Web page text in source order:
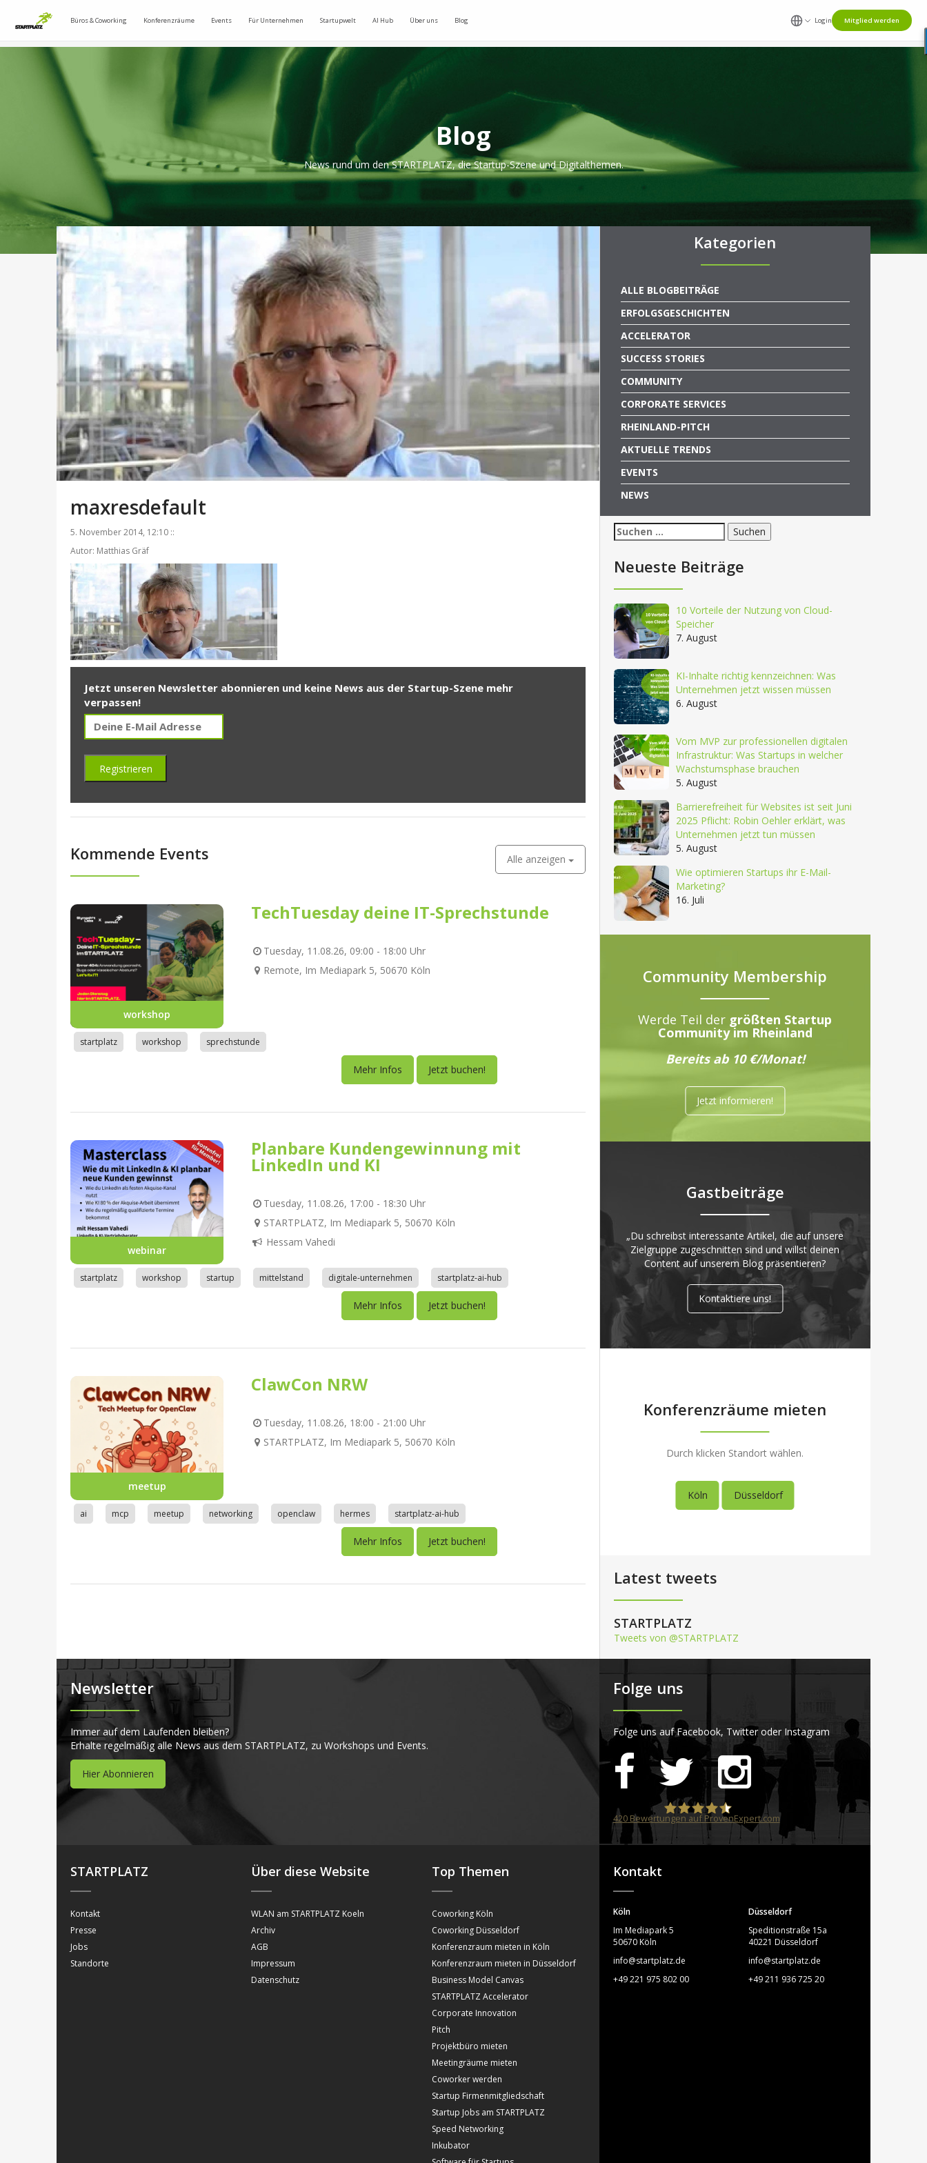
Büros & Coworking Konferenzräume Events Für Unternehmen Startupwelt AI Hub Über uns Blog Login Mitglied werden
Blog
News rund um den STARTPLATZ, die Startup-Szene und Digitalthemen.
maxresdefault
5. November 2014, 12:10 ::
Autor: Matthias Gräf
Jetzt unseren Newsletter abonnieren und keine News aus der Startup-Szene mehr
verpassen!
Kommende Events Alle anzeigen
workshop
TechTuesday deine IT-Sprechstunde
Tuesday, 11.08.26, 09:00 - 18:00 Uhr
Remote, Im Mediapark 5, 50670 Köln
startplatz workshop sprechstunde
Mehr Infos Jetzt buchen!
webinar
Planbare Kundengewinnung mit
LinkedIn und KI
Tuesday, 11.08.26, 17:00 - 18:30 Uhr
STARTPLATZ, Im Mediapark 5, 50670 Köln
Hessam Vahedi
startplatz workshop startup mittelstand digitale-unternehmen startplatz-ai-hub
Mehr Infos Jetzt buchen!
meetup
ClawCon NRW
Tuesday, 11.08.26, 18:00 - 21:00 Uhr
STARTPLATZ, Im Mediapark 5, 50670 Köln
ai mcp meetup networking openclaw hermes startplatz-ai-hub
Mehr Infos Jetzt buchen!
Kategorien
ALLE BLOGBEITRÄGE
ERFOLGSGESCHICHTEN
ACCELERATOR
SUCCESS STORIES
COMMUNITY
CORPORATE SERVICES
RHEINLAND-PITCH
AKTUELLE TRENDS
EVENTS
NEWS
Suchen
nach:
Neueste Beiträge
10 Vorteile der Nutzung von Cloud-
Speicher
7. August
KI-Inhalte richtig kennzeichnen: Was
Unternehmen jetzt wissen müssen
6. August
Vom MVP zur professionellen digitalen
Infrastruktur: Was Startups in welcher
Wachstumsphase brauchen
5. August
Barrierefreiheit für Websites ist seit Juni
2025 Pflicht: Robin Oehler erklärt, was
Unternehmen jetzt tun müssen
5. August
Wie optimieren Startups ihr E-Mail-
Marketing?
16. Juli
Community Membership
Werde Teil der größten Startup
Community im Rheinland
Bereits ab 10 €/Monat!
Jetzt informieren!
Gastbeiträge
„Du schreibst interessante Artikel, die auf unsere
Zielgruppe zugeschnitten sind und willst deinen
Content auf unserem Blog präsentieren?
Kontaktiere uns!
Konferenzräume mieten
Durch klicken Standort wählen.
Köln Düsseldorf
Latest tweets
STARTPLATZ
Tweets von @STARTPLATZ
Newsletter
Immer auf dem Laufenden bleiben?
Erhalte regelmäßig alle News aus dem STARTPLATZ, zu Workshops und Events.
Hier Abonnieren
Folge uns
Folge uns auf Facebook, Twitter oder Instagram
STARTPLATZ
420Bewertungen auf ProvenExpert.com
STARTPLATZ
Kontakt
Presse
Jobs
Standorte
Über diese Website
WLAN am STARTPLATZ Koeln
Archiv
AGB
Impressum
Datenschutz
Top Themen
Coworking Köln
Coworking Düsseldorf
Konferenzraum mieten in Köln
Konferenzraum mieten in Düsseldorf
Business Model Canvas
STARTPLATZ Accelerator
Corporate Innovation
Pitch
Projektbüro mieten
Meetingräume mieten
Coworker werden
Startup Firmenmitgliedschaft
Startup Jobs am STARTPLATZ
Speed Networking
Inkubator
Kontakt
Köln
Im Mediapark 5
50670 Köln
info@startplatz.de
+49 221 975 802 00
Düsseldorf
Speditionstraße 15a
40221 Düsseldorf
info@startplatz.de
+49 211 936 725 20